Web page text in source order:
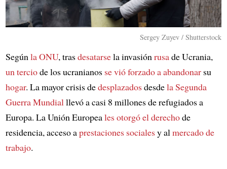
Sergey Zuyev / Shutterstock
Según la ONU, trasdesatarsela invasión rusade Ucrania,
un terciode los ucranianos se vió forzado a abandonarsu
hogar. La mayor crisis dedesplazadosdesdela Segunda
Guerra Mundial llevó a casi 8 millones de refugiados a
Europa. La Unión Europeales otorgóel derechode
residencia, acceso aprestaciones socialesy al mercado de
trabajo.